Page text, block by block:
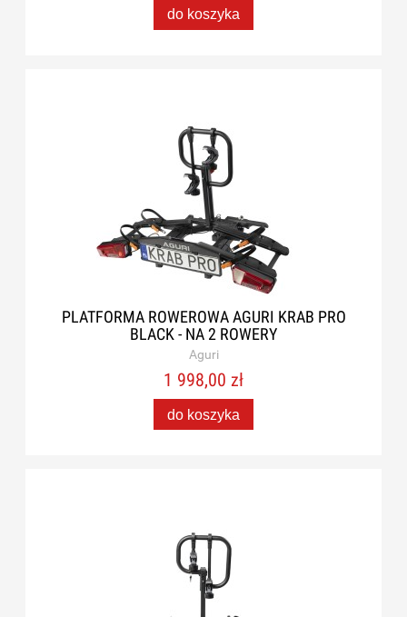
do koszyka
PLATFORMA ROWEROWA AGURI KRAB PRO
BLACK - NA 2 ROWERY
Aguri
1 998,00 zł
do koszyka